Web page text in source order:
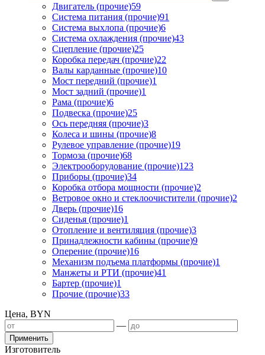
Двигатель (прочие)59
Система питания (прочие)91
Система выхлопа (прочие)6
Система охлаждения (прочие)43
Сцепление (прочие)25
Коробка передач (прочие)22
Валы карданные (прочие)10
Мост передний (прочие)1
Мост задний (прочие)1
Рама (прочие)6
Подвеска (прочие)25
Ось передняя (прочие)3
Колеса и шины (прочие)8
Рулевое управление (прочие)19
Тормоза (прочие)68
Электрооборудование (прочие)123
Приборы (прочие)34
Коробка отбора мощности (прочие)2
Ветровое окно и стеклоочистители (прочие)2
Дверь (прочие)16
Сиденья (прочие)1
Отопление и вентиляция (прочие)3
Принадлежности кабины (прочие)9
Оперение (прочие)16
Механизм подъема платформы (прочие)1
Манжеты и РТИ (прочие)41
Бартер (прочие)1
Прочие (прочие)33
Цена, BYN
—
Применить
Изготовитель